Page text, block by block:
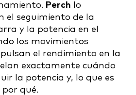
Perch lo
el seguimiento de la
y la potencia en el
los movimientos
el rendimiento en la
exactamente cuándo
la potencia y, lo que es
qué.